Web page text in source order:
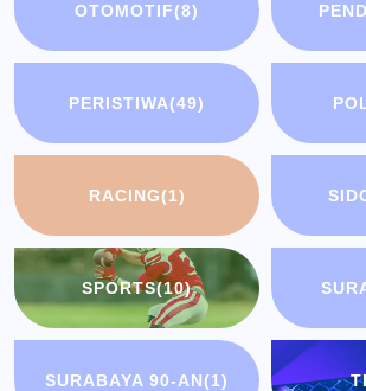
OTOMOTIF(8)
PERISTIWA(49)
RACING(1)
SPORTS(10)
SURABAYA 90-AN(1)